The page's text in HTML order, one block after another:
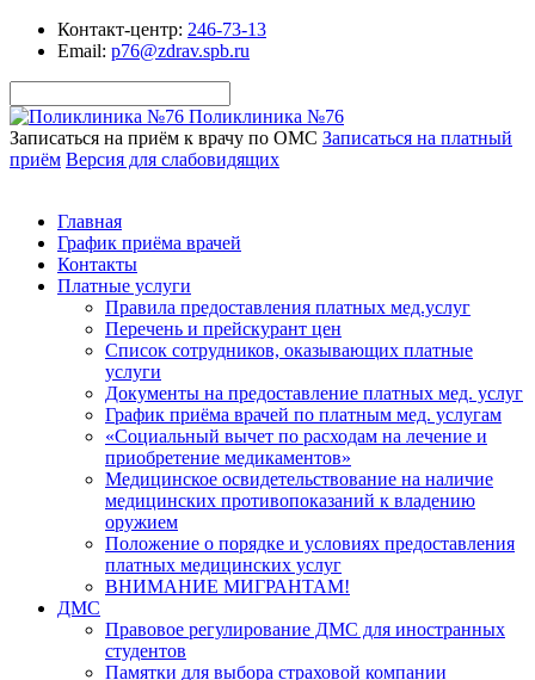
Контакт-центр: 246-73-13
Email: p76@zdrav.spb.ru
Поликлиника №76
Записаться на приём к врачу по ОМС Записаться на платный
приём Версия для слабовидящих
Главная
График приёма врачей
Контакты
Платные услуги
Правила предоставления платных мед.услуг
Перечень и прейскурант цен
Список сотрудников, оказывающих платные
услуги
Документы на предоставление платных мед. услуг
График приёма врачей по платным мед. услугам
«Социальный вычет по расходам на лечение и
приобретение медикаментов»
Медицинское освидетельствование на наличие
медицинских противопоказаний к владению
оружием
Положение о порядке и условиях предоставления
платных медицинских услуг
ВНИМАНИЕ МИГРАНТАМ!
ДМС
Правовое регулирование ДМС для иностранных
студентов
Памятки для выбора страховой компании